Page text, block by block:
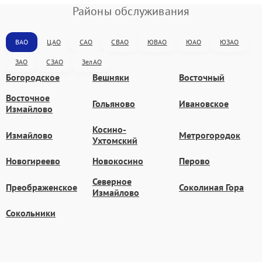
Районы обслуживания
ВАО ЦАО САО СВАО ЮВАО ЮАО ЮЗАО
ЗАО СЗАО ЗелАО
Богородское Вешняки
Восточный
Восточное
Измайлово
Гольяново Ивановское
Измайлово
Косино-
Ухтомский
Метрогородок
Новогиреево Новокосино Перово
Преображенское
Северное
Измайлово
Соколиная Гора
Сокольники